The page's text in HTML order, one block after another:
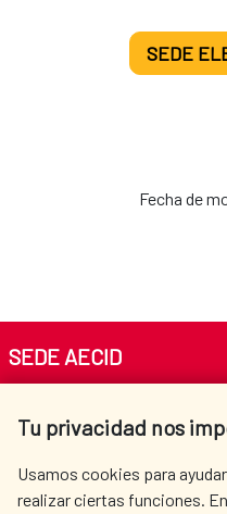
SEDE
Fecha de
Tu privacidad nos
Usamos cookies para
realizar ciertas funciones.
SEDE AECID
Tel. +34 900 20 30 54​​​​​​​